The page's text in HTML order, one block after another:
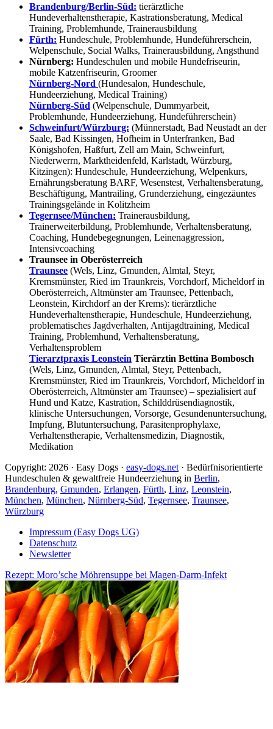
Brandenburg/Berlin-Süd: tierärztliche
Hundeverhaltenstherapie, Kastrationsberatung, Medical
Training, Problemhunde, Trainerausbildung
Fürth: Hundeschule, Problemhunde, Hundeführerschein,
Welpenschule, Social Walks, Trainerausbildung, Angsthund
Nürnberg: Hundeschulen und mobile Hundefriseurin,
mobile Katzenfriseurin, Groomer
Nürnberg-Nord (Hundesalon, Hundeschule,
Hundeerziehung, Medical Training)
Nürnberg-Süd (Welpenschule, Dummyarbeit,
Problemhunde, Hundeerziehung, Hundeführerschein)
Schweinfurt/Würzburg: (Münnerstadt, Bad Neustadt an der
Saale, Bad Kissingen, Hofheim in Unterfranken, Bad
Königshofen, Haßfurt, Zell am Main, Schweinfurt,
Niederwerrn, Marktheidenfeld, Karlstadt, Würzburg,
Kitzingen): Hundeschule, Hundeerziehung, Welpenkurs,
Ernährungsberatung BARF, Wesenstest, Verhaltensberatung,
Beschäftigung, Mantrailing, Grunderziehung, eingezäuntes
Trainingsgelände in Kolitzheim
Tegernsee/München: Trainerausbildung,
Trainerweiterbildung, Problemhunde, Verhaltensberatung,
Coaching, Hundebegegnungen, Leinenaggression,
Intensivcoaching
Traunsee in Oberösterreich
Traunsee (Wels, Linz, Gmunden, Almtal, Steyr,
Kremsmünster, Ried im Traunkreis, Vorchdorf, Micheldorf in
Oberösterreich, Altmünster am Traunsee, Pettenbach,
Leonstein, Kirchdorf an der Krems): tierärztliche
Hundeverhaltenstherapie, Hundeschule, Hundeerziehung,
problematisches Jagdverhalten, Antijagdtraining, Medical
Training, Problemhund, Verhaltensberatung,
Verhaltensproblem
Tierarztpraxis Leonstein Tierärztin Bettina Bombosch
(Wels, Linz, Gmunden, Almtal, Steyr, Pettenbach,
Kremsmünster, Ried im Traunkreis, Vorchdorf, Micheldorf in
Oberösterreich, Altmünster am Traunsee) – spezialisiert auf
Hund und Katze, Kastration, Schilddrüsendiagnostik,
klinische Untersuchungen, Vorsorge, Gesundenuntersuchung,
Impfung, Blutuntersuchung, Parasitenprophylaxe,
Verhaltenstherapie, Verhaltensmedizin, Diagnostik,
Medikation
Copyright: 2026 · Easy Dogs · easy-dogs.net · Bedürfnisorientierte
Hundeschulen & gewaltfreie Hundeerziehung in Berlin,
Brandenburg, Gmunden, Erlangen, Fürth, Linz, Leonstein,
München, München, Nürnberg-Süd, Tegernsee, Traunsee,
Würzburg
Impressum (Easy Dogs UG)
Datenschutz
Newsletter
Rezept: Moro’sche Möhrensuppe bei Magen-Darm-Infekt